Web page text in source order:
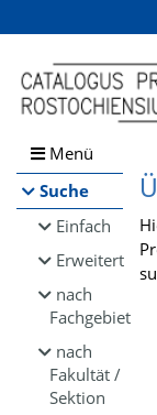
Browsen
direkt zum Inhalt
Menü
Suche
Einfach
Erweitert
nach
Fachgebiet
nach
Fakultät /
Sektion